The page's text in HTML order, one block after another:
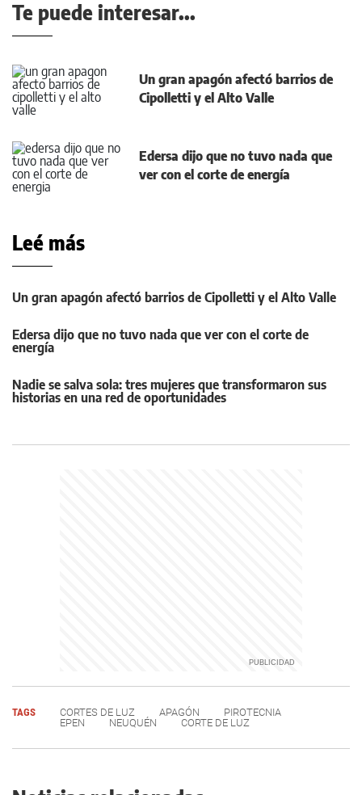
Te puede interesar...
Un gran apagón afectó barrios de
Cipolletti y el Alto Valle
Edersa dijo que no tuvo nada que
ver con el corte de energía
Leé más
Un gran apagón afectó barrios de Cipolletti y el Alto Valle
Edersa dijo que no tuvo nada que ver con el corte de
energía
Nadie se salva sola: tres mujeres que transformaron sus
historias en una red de oportunidades
TAGS CORTES DE LUZ APAGÓN
PIROTECNIA
EPEN
NEUQUÉN CORTE DE LUZ